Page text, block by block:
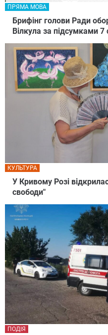
Брифінг голови Ради
Вілкула за підсумками 7
ПРЯМА МОВА
У Кривому Розі
свободи"
КУЛЬТУРА
ПОДІЯ